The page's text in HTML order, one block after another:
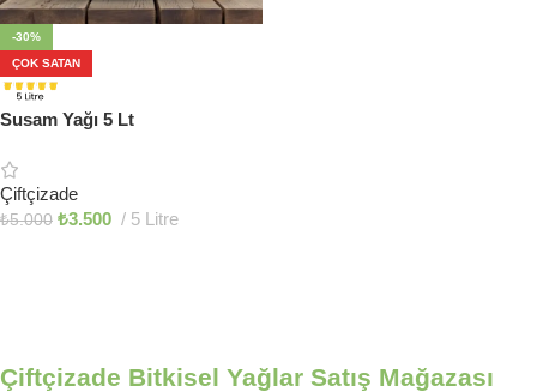
-30%
ÇOK SATAN
Susam Yağı 5 Lt
Çiftçizade
₺5.000 ₺3.500 5 Litre
Çiftçizade Bitkisel Yağlar Satış Mağazası